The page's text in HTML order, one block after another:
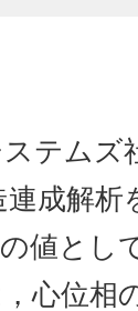
テムズ
連成解
値とし
心位相